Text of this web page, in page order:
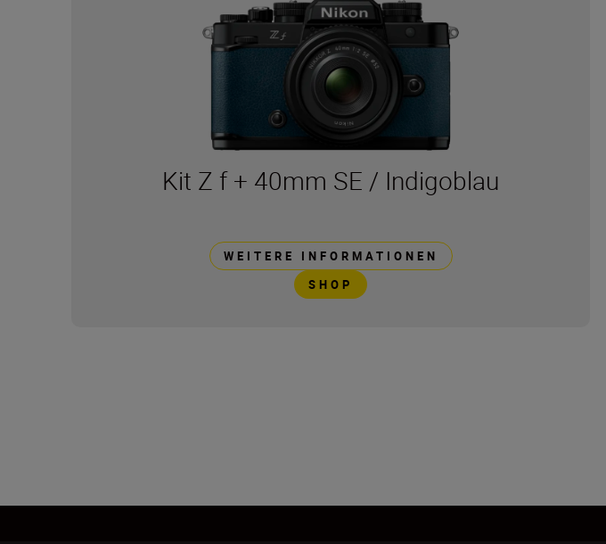
Kit Z f + 40mm SE / Indigoblau
WEITERE INFORMATIONEN
SHOP